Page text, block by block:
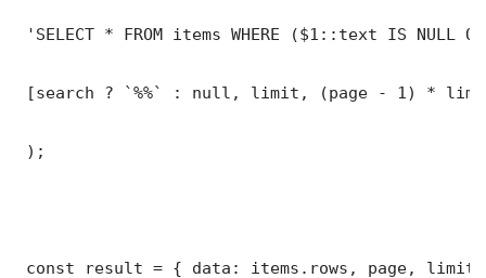
'SELECT * FROM items WHERE ($1::text IS NULL
[search ? `%%` : null, limit, (page - 1) *
);
const result = { data: items.rows, page,